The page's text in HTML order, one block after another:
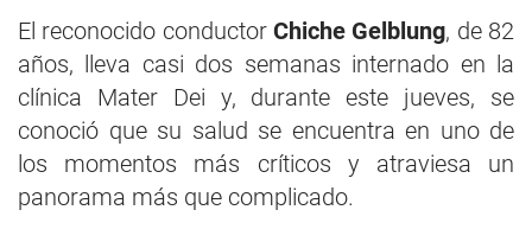
El reconocido conductor Chiche Gelblung, de 82
años, lleva casi dos semanas internado en la
clínica Mater Dei y, durante este jueves, se
conoció que su salud se encuentra en uno de
los momentos más críticos y atraviesa un
panorama más que complicado.